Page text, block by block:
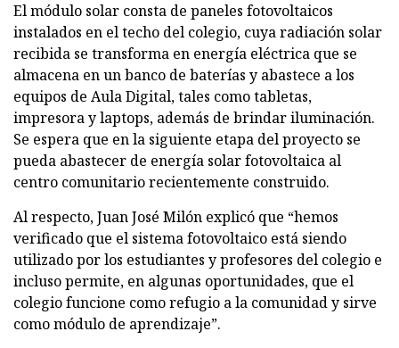
El módulo solar consta de paneles fotovoltaicos
instalados en el techo del colegio, cuya radiación solar
recibida se transforma en energía eléctrica que se
almacena en un banco de baterías y abastece a los
equipos de Aula Digital, tales como tabletas,
impresora y laptops, además de brindar iluminación.
Se espera que en la siguiente etapa del proyecto se
pueda abastecer de energía solar fotovoltaica al
centro comunitario recientemente construido.
Al respecto, Juan José Milón explicó que “hemos
verificado que el sistema fotovoltaico está siendo
utilizado por los estudiantes y profesores del colegio e
incluso permite, en algunas oportunidades, que el
colegio funcione como refugio a la comunidad y sirve
como módulo de aprendizaje”.